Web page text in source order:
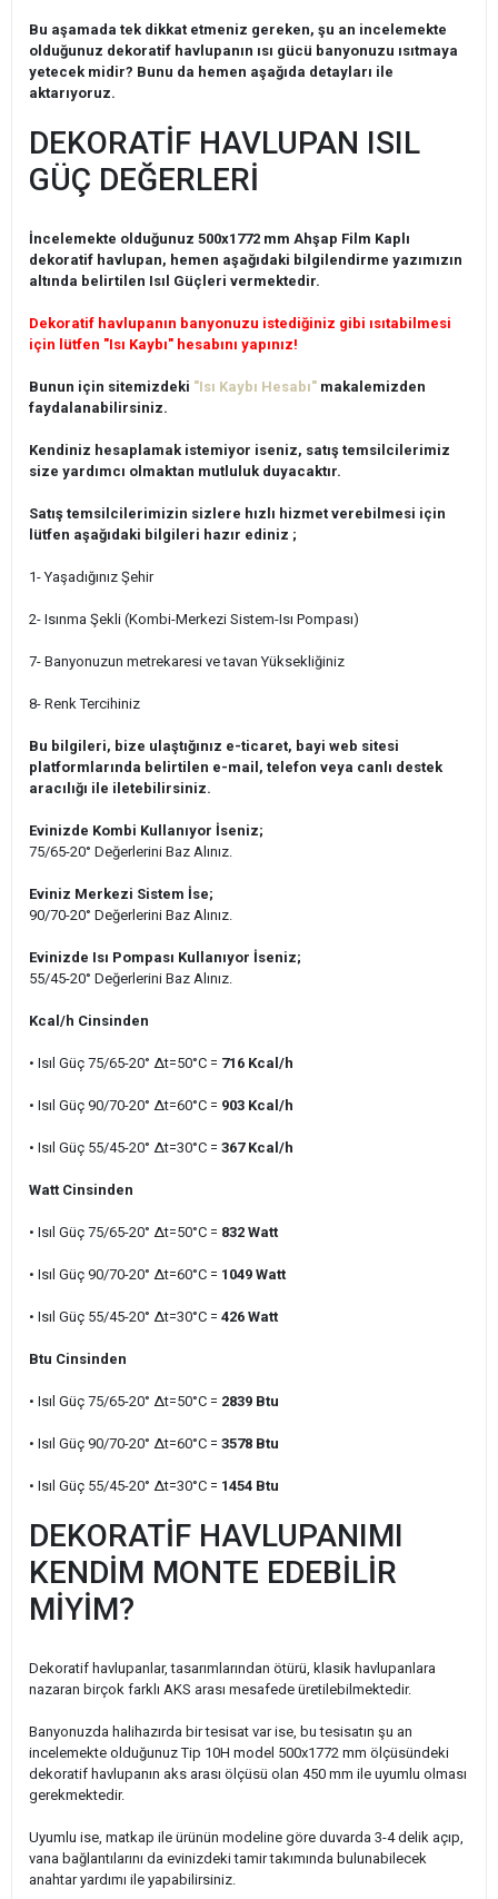
Bu aşamada tek dikkat etmeniz gereken, şu an incelemekte
olduğunuz dekoratif havlupanın ısı gücü banyonuzu ısıtmaya
yetecek midir? Bunu da hemen aşağıda detayları ile
aktarıyoruz.
DEKORATİF HAVLUPAN ISIL
GÜÇ DEĞERLERİ
İncelemekte olduğunuz 500x1772 mm Ahşap Film Kaplı
dekoratif havlupan, hemen aşağıdaki bilgilendirme yazımızın
altında belirtilen Isıl Güçleri vermektedir.
Dekoratif havlupanın banyonuzu istediğiniz gibi ısıtabilmesi
için lütfen "Isı Kaybı" hesabını yapınız!
Bunun için sitemizdeki "Isı Kaybı Hesabı" makalemizden
faydalanabilirsiniz.
Kendiniz hesaplamak istemiyor iseniz, satış temsilcilerimiz
size yardımcı olmaktan mutluluk duyacaktır.
Satış temsilcilerimizin sizlere hızlı hizmet verebilmesi için
lütfen aşağıdaki bilgileri hazır ediniz ;
1- Yaşadığınız Şehir
2- Isınma Şekli (Kombi-Merkezi Sistem-Isı Pompası)
7- Banyonuzun metrekaresi ve tavan Yüksekliğiniz
8- Renk Tercihiniz
Bu bilgileri, bize ulaştığınız e-ticaret, bayi web sitesi
platformlarında belirtilen e-mail, telefon veya canlı destek
aracılığı ile iletebilirsiniz.
Evinizde Kombi Kullanıyor İseniz;
75/65-20° Değerlerini Baz Alınız.
Eviniz Merkezi Sistem İse;
90/70-20° Değerlerini Baz Alınız.
Evinizde Isı Pompası Kullanıyor İseniz;
55/45-20° Değerlerini Baz Alınız.
Kcal/h Cinsinden
• Isıl Güç 75/65-20° ∆t=50°C = 716 Kcal/h
• Isıl Güç 90/70-20° ∆t=60°C = 903 Kcal/h
• Isıl Güç 55/45-20° ∆t=30°C = 367 Kcal/h
Watt Cinsinden
• Isıl Güç 75/65-20° ∆t=50°C = 832 Watt
• Isıl Güç 90/70-20° ∆t=60°C = 1049 Watt
• Isıl Güç 55/45-20° ∆t=30°C = 426 Watt
Btu Cinsinden
• Isıl Güç 75/65-20° ∆t=50°C = 2839 Btu
• Isıl Güç 90/70-20° ∆t=60°C = 3578 Btu
• Isıl Güç 55/45-20° ∆t=30°C = 1454 Btu
DEKORATİF HAVLUPANIMI
KENDİM MONTE EDEBİLİR
MİYİM?
Dekoratif havlupanlar, tasarımlarından ötürü, klasik havlupanlara
nazaran birçok farklı AKS arası mesafede üretilebilmektedir.
Banyonuzda halihazırda bir tesisat var ise, bu tesisatın şu an
incelemekte olduğunuz Tip 10H model 500x1772 mm ölçüsündeki
dekoratif havlupanın aks arası ölçüsü olan 450 mm ile uyumlu olması
gerekmektedir.
Uyumlu ise, matkap ile ürünün modeline göre duvarda 3-4 delik açıp,
vana bağlantılarını da evinizdeki tamir takımında bulunabilecek
anahtar yardımı ile yapabilirsiniz.